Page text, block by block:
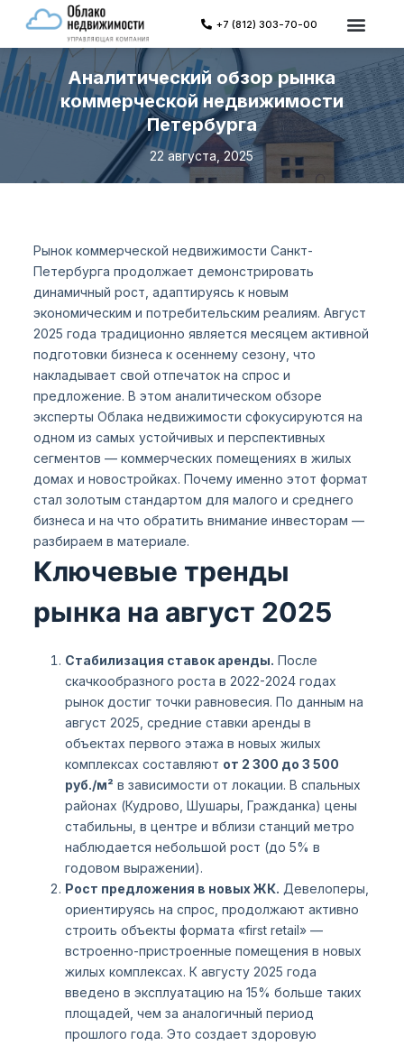
П
р
е
й
с
+7 (812) 303-70-00
Аналитический обзор рынка
коммерческой недвижимости
Петербурга
22 августа, 2025
Рынок коммерческой недвижимости Санкт-
Петербурга продолжает демонстрировать
динамичный рост, адаптируясь к новым
экономическим и потребительским реалиям. Август
2025 года традиционно является месяцем активной
подготовки бизнеса к осеннему сезону, что
накладывает свой отпечаток на спрос и
предложение. В этом аналитическом обзоре
эксперты Облака недвижимости сфокусируются на
одном из самых устойчивых и перспективных
сегментов — коммерческих помещениях в жилых
домах и новостройках. Почему именно этот формат
стал золотым стандартом для малого и среднего
бизнеса и на что обратить внимание инвесторам —
разбираем в материале.
Ключевые тренды
рынка на август 2025
Стабилизация ставок аренды. После
скачкообразного роста в 2022-2024 годах
рынок достиг точки равновесия. По данным на
август 2025, средние ставки аренды в
объектах первого этажа в новых жилых
комплексах составляют от 2 300 до 3 500
руб./м² в зависимости от локации. В спальных
районах (Кудрово, Шушары, Гражданка) цены
стабильны, в центре и вблизи станций метро
наблюдается небольшой рост (до 5% в
годовом выражении).
Рост предложения в новых ЖК. Девелоперы,
ориентируясь на спрос, продолжают активно
строить объекты формата «first retail» —
встроенно-пристроенные помещения в новых
жилых комплексах. К августу 2025 года
введено в эксплуатацию на 15% больше таких
площадей, чем за аналогичный период
прошлого года. Это создает здоровую